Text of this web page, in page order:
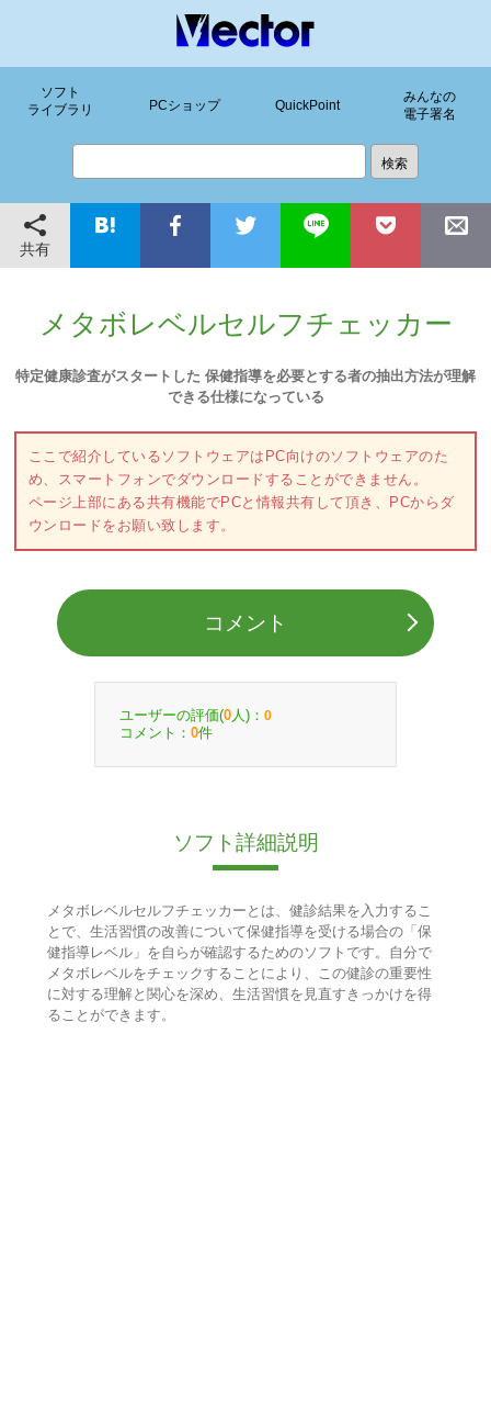
ソフト
ライブラリ
PCショップ QuickPoint
みんなの
電子署名
共有
メタボレベルセルフチェッカー
特定健康診査がスタートした 保健指導を必要とする者の抽出方法が理解
できる仕様になっている
ここで紹介しているソフトウェアはPC向けのソフトウェアのた
め、スマートフォンでダウンロードすることができません。
ページ上部にある共有機能でPCと情報共有して頂き、PCからダ
ウンロードをお願い致します。
コメント
ユーザーの評価(0 人)： 0
コメント： 0件
ソフト詳細説明
メタボレベルセルフチェッカーとは、健診結果を入力するこ
とで、生活習慣の改善について保健指導を受ける場合の「保
健指導レベル」を自らが確認するためのソフトです。自分で
メタボレベルをチェックすることにより、この健診の重要性
に対する理解と関心を深め、生活習慣を見直すきっかけを得
ることができます。